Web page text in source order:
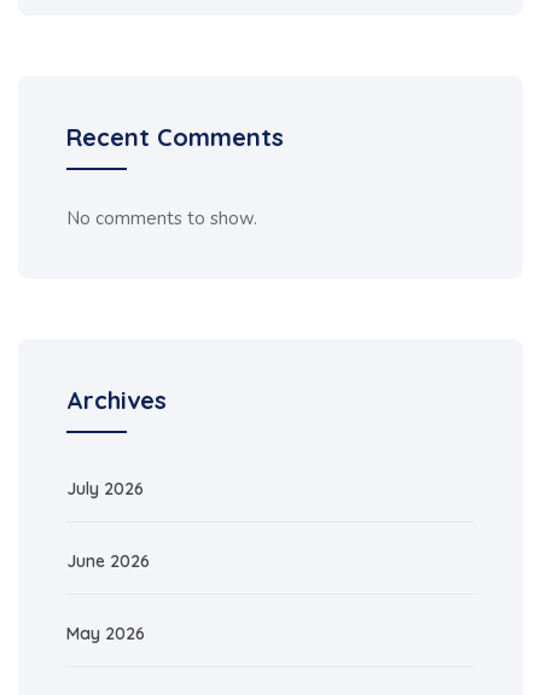
Recent Comments
No comments to show.
Archives
July 2026
June 2026
May 2026